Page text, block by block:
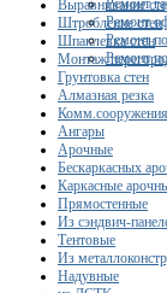
Ремонт
Ремонт
Ремонт
Ремонт
Выравнивание
Штробление стен
Шпаклевка стен
Монтаж
Грунтовка стен
Алмазная резка
Комм.сооружения
Ангары
Арочные
Бескаркасных
Каркасные
Прямостенные
Из сэндвич-
Тентовые
Из
Надувные